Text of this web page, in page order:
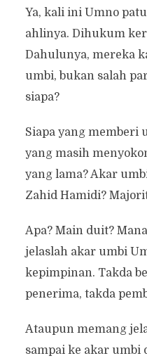
Ya, kali ini Umno
ahlinya. Dihukum
Dahulunya, mereka
umbi, bukan salah
siapa?
Siapa yang memberi
yang masih
yang lama? Akar
Zahid Hamidi?
Apa? Main duit?
jelaslah akar umbi
kepimpinan. Takda
penerima, takda
Ataupun memang
sampai ke akar umbi